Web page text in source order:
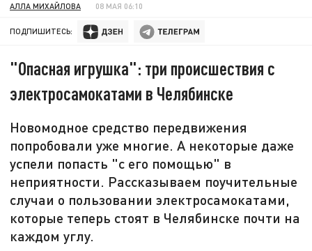
АЛЛА МИХАЙЛОВА 08 МАЯ 06:10
ПОДПИШИТЕСЬ:
"Опасная игрушка": три происшествия с
электросамокатами в Челябинске
Новомодное средство передвижения
попробовали уже многие. А некоторые даже
успели попасть "с его помощью" в
неприятности. Рассказываем поучительные
случаи о пользовании электросамокатами,
которые теперь стоят в Челябинске почти на
каждом углу.